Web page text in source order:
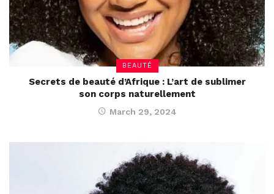
BEAUTÉ
Secrets de beauté d’Afrique : L’art de sublimer
son corps naturellement
March 29, 2024